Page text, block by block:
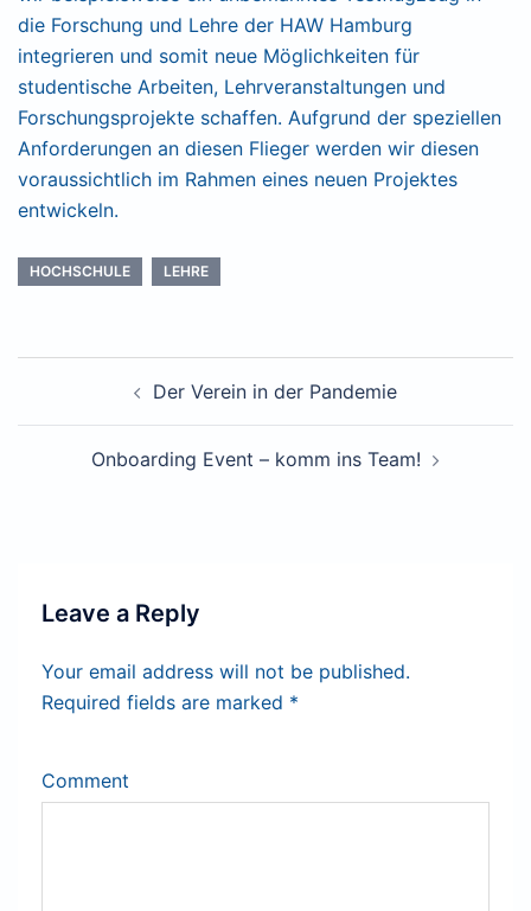
die Forschung und Lehre der HAW Hamburg
integrieren und somit neue Möglichkeiten für
studentische Arbeiten, Lehrveranstaltungen und
Forschungsprojekte schaffen. Aufgrund der speziellen
Anforderungen an diesen Flieger werden wir diesen
voraussichtlich im Rahmen eines neuen Projektes
entwickeln.
HOCHSCHULE LEHRE
navigation
Der Verein in der Pandemie
Onboarding Event – komm ins Team!
Leave a Reply
Your email address will not be published.
Required fields are marked *
Comment